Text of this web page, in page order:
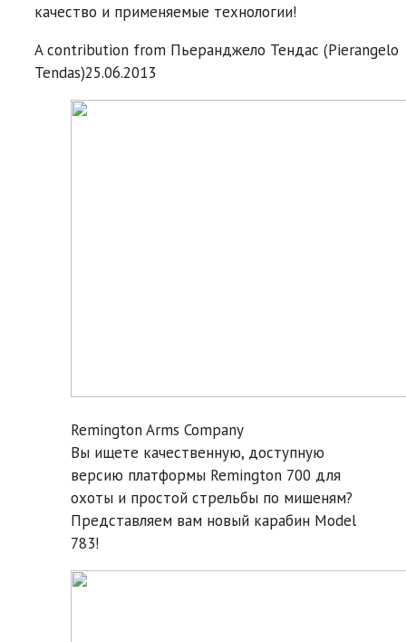
качество и применяемые технологии!
A contribution from Пьеранджело Тендас (Pierangelo
Tendas)25.06.2013
Remington Arms Company
Вы ищете качественную, доступную
версию платформы Remington 700 для
охоты и простой стрельбы по мишеням?
Представляем вам новый карабин Model
783!